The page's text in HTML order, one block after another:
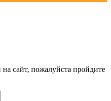
сайт, пожалуйста пройдите